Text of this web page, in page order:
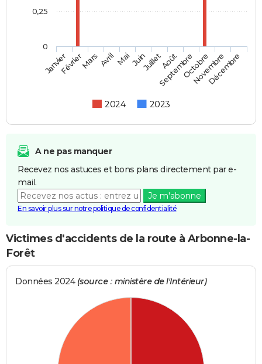
2024 2023
JanvierFévrierMars AvrilMaiJuinJuilletAoût
SeptembreOctobre
Novembre
Décembre
0
0,25
A ne pas manquer
Recevez nos astuces et bons plans directement par e-
mail.
Je m'abonne
En savoir plus sur notre politique de confidentialité
Victimes d'accidents de la route à Arbonne-la-
Forêt
Données 2024 (source : ministère de l'Intérieur)